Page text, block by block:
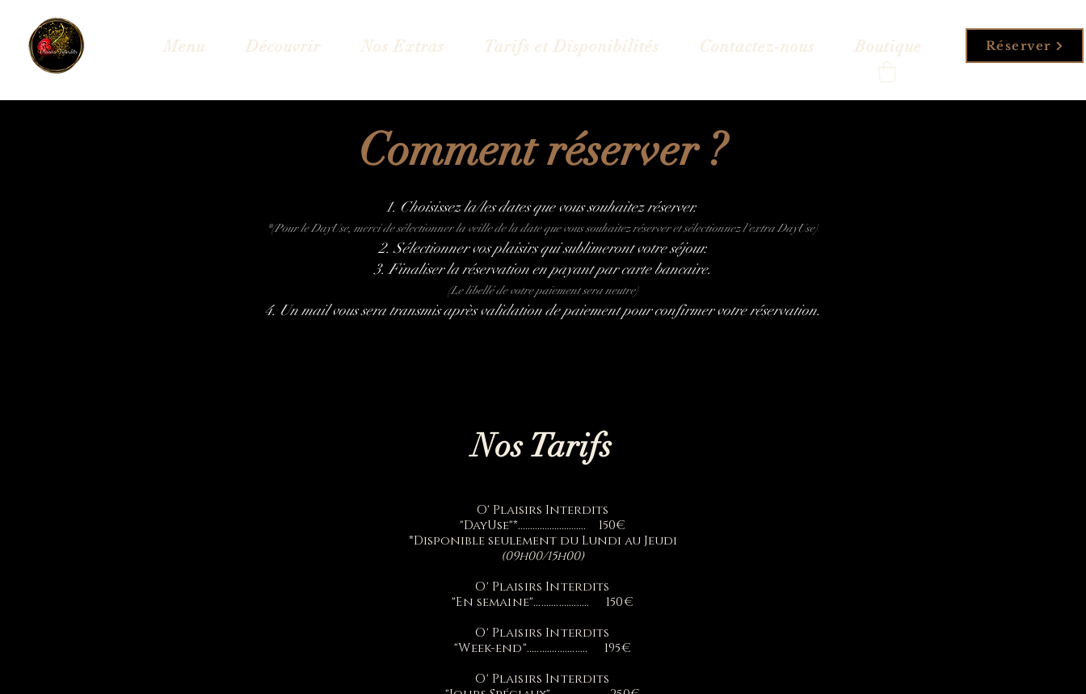
Menu Découvrir Nos Extras Tarifs et Disponibilités Contactez-nous Boutique Réserver
Comment réserver ?
1. Choisissez la/les dates que vous souhaitez réserver.
*(Pour le DayUse, merci de sélectionner la veille de la date que voussouhaitez réserver et sélectionnez l'extra DayUse)
2. Sélectionner vos plaisirs qui sublimeront votre séjour.
3. Finaliser la réservation en payant par carte bancaire.
(Le libellé de votre paiement sera neutre)
4. Un mail vous sera transmis après validation de paiement pour confirmer votre réservation.
Nos Tarifs
O' Plaisirs Interdits
"DayUse"*............................ 150€
*Disponible seulement du Lundi au Jeudi
(09h00/15h00)
O' Plaisirs Interdits
"En semaine"...................... 150€
O' Plaisirs Interdits
"Week-end"........................ 195€
O' Plaisirs Interdits